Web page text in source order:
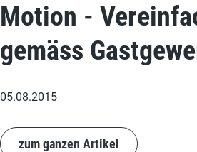
Motion -
gemäss
05.08.2015
zum ganzen Artikel